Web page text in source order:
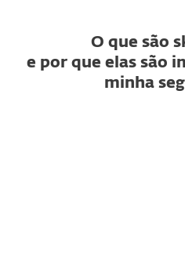
O que são
e por que elas são
minha